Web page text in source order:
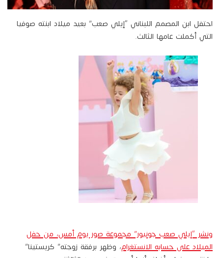
احتفل ابن المصمم اللبناني “إيلي صعب” بعيد ميلاد ابنته صوفيا
التي أكملت عامها الثالث.
ونشر “إيلي صعب جونيور” مجموعة صور يوم أمس، من حفل
الميلاد على حسابه الانستغرام، وظهر برفقة زوجته” كريستينا”